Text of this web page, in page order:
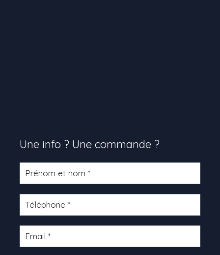
Une info ? Une commande ?
Formulaire
produit